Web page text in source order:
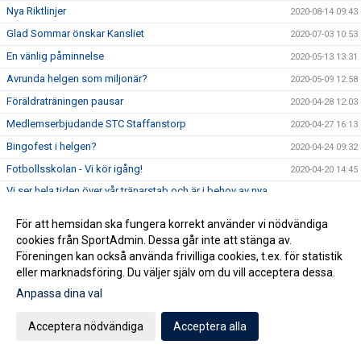
Nya Riktlinjer 2020-08-14 09:43
Glad Sommar önskar Kansliet 2020-07-03 10:53
En vänlig påminnelse 2020-05-13 13:31
Avrunda helgen som miljonär? 2020-05-09 12:58
Föräldraträningen pausar 2020-04-28 12:03
Medlemserbjudande STC Staffanstorp 2020-04-27 16:13
Bingofest i helgen? 2020-04-24 09:32
Fotbollsskolan - Vi kör igång! 2020-04-20 14:45
Vi ser hela tiden över vår tränarstab och är i behov av nya
Köp Bingolotter & Sverigelotter så stödjer du Staffanstorp
United!
2020-04-17 06:15
Tjejcupen 2020 är tyvärr inställd! 2020-04-16 16:24
Kansliet Påskstängt
För att hemsidan ska fungera korrekt använder vi nödvändiga
cookies från SportAdmin. Dessa går inte att stänga av.
Föreningen kan också använda frivilliga cookies, t.ex. för statistik
eller marknadsföring. Du väljer själv om du vill acceptera dessa.
Anpassa dina val
Acceptera nödvändiga Acceptera alla